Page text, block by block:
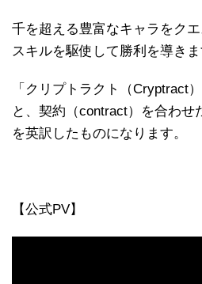
千を超える豊富なキャラをクエ
スキルを駆使して勝利を導きま
「クリプトラクト（Cryptract
と、契約（contract）を合わせ
を英訳したものになります。
【公式PV】